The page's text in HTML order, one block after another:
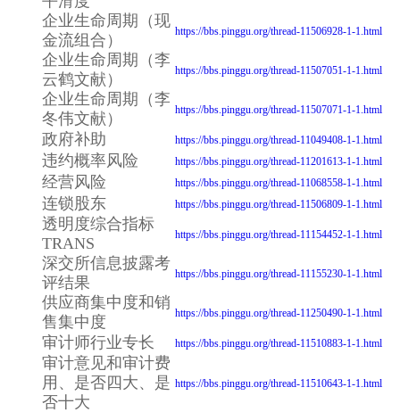
企业生命周期（现
金流组合）
https://bbs.pinggu.org/thread-11506928-1-1.html
企业生命周期（李
云鹤文献）
https://bbs.pinggu.org/thread-11507051-1-1.html
企业生命周期（李
冬伟文献）
https://bbs.pinggu.org/thread-11507071-1-1.html
政府补助 https://bbs.pinggu.org/thread-11049408-1-1.html
违约概率风险 https://bbs.pinggu.org/thread-11201613-1-1.html
经营风险 https://bbs.pinggu.org/thread-11068558-1-1.html
连锁股东 https://bbs.pinggu.org/thread-11506809-1-1.html
透明度综合指标
TRANS
https://bbs.pinggu.org/thread-11154452-1-1.html
深交所信息披露考
评结果
https://bbs.pinggu.org/thread-11155230-1-1.html
供应商集中度和销
售集中度
https://bbs.pinggu.org/thread-11250490-1-1.html
审计师行业专长 https://bbs.pinggu.org/thread-11510883-1-1.html
审计意见和审计费
用、是否四大、是
否十大
https://bbs.pinggu.org/thread-11510643-1-1.html